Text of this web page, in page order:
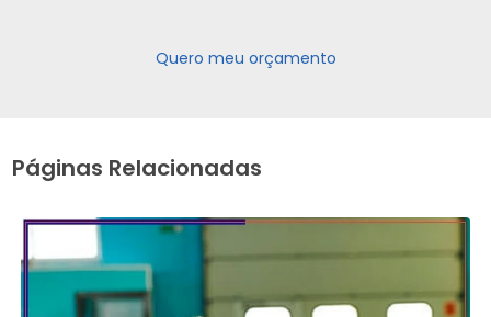
Quero meu orçamento
Páginas Relacionadas